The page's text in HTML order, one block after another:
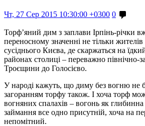
Чт, 27 Сер 2015 10:30:00 +0300 0
Торф’яний дим з заплави Ірпінь-річки
переносному значенні не тільки
сусіднього Києва, де скаржаться на
районах столиці – переважно північно-
Троєщини до Голосієво.
У народі кажуть, що диму без вогню не
загоранням торфу також. І хоча торф
вогняних спалахів – вогонь як
займання все одно присутній, хоча на
непомітний.